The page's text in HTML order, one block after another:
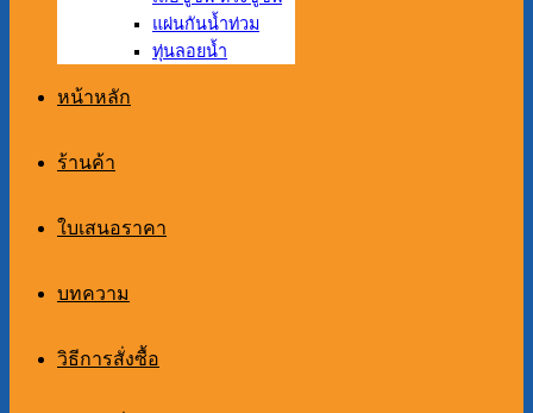
แผ่นกันน้ำท่วม
ทุ่นลอยน้ำ
หน้าหลัก
ร้านค้า
ใบเสนอราคา
บทความ
วิธีการสั่งซื้อ